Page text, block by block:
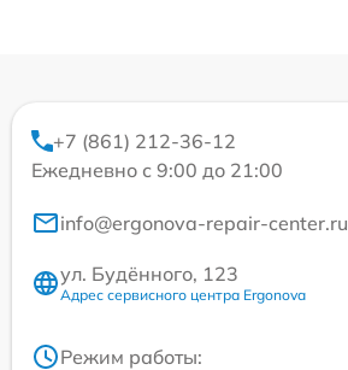
+7 (861) 212-36-12
Ежедневно с 9:00 до 21:00
info@ergonova-repair-center.ru
ул. Будённого, 123
Адрес сервисного центра Ergonova
Режим работы: